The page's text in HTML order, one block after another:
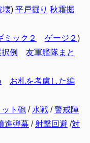
壊) 平戸掘り 秋霜掘
ミック２ ゲージ２ )
例
友軍艦隊まと
お札を考慮した編
ット砲/ 水戦/警戒陣
進弾幕 /射撃回避 /対